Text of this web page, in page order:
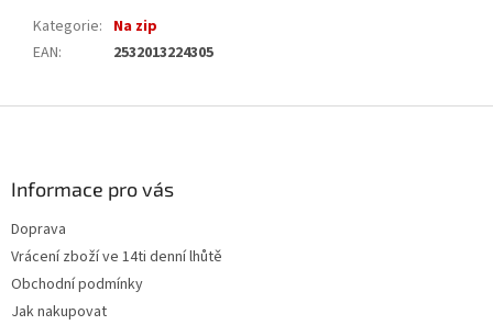
Kategorie: Na zip
EAN: 2532013224305
Informace pro vás
Doprava
Vrácení zboží ve 14ti denní lhůtě
Obchodní podmínky
Jak nakupovat